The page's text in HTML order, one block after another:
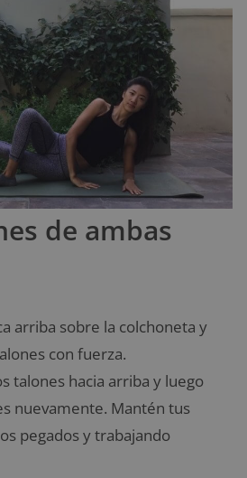
de ambas
arriba sobre la colchoneta y
con fuerza.
talones hacia arriba y luego
nuevamente. Mantén tus
pegados y trabajando